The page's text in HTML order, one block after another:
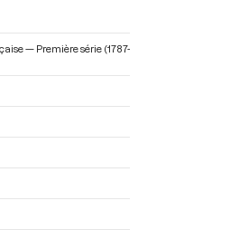
— Première série (1787-